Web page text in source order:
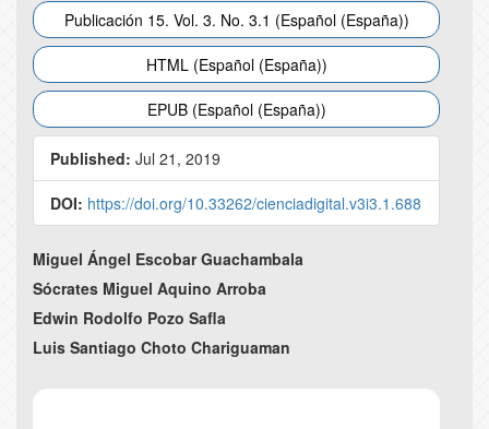
Publicación 15. Vol. 3. No. 3.1 (Español (España))
HTML (Español (España))
EPUB (Español (España))
Published: Jul 21, 2019
DOI: https://doi.org/10.33262/cienciadigital.v3i3.1.688
Main
Article
Content
Miguel Ángel Escobar Guachambala
Sócrates Miguel Aquino Arroba
Edwin Rodolfo Pozo Safla
Luis Santiago Choto Chariguaman